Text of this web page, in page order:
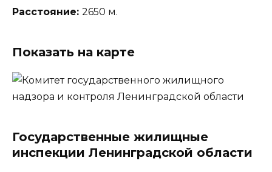
Расстояние: 2650 м.
Показать на карте
Государственные жилищные
инспекции Ленинградской области